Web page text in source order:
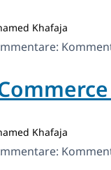
Khafaja
Khafaja